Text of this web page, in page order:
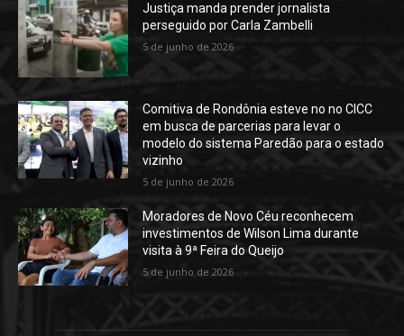
Justiça manda prender jornalista
perseguido por Carla Zambelli
5 de junho de 2026
Comitiva de Rondônia esteve no no CICC
em busca de parcerias para levar o
modelo do sistema Paredão para o estado
vizinho
5 de junho de 2026
Moradores de Novo Céu reconhecem
investimentos de Wilson Lima durante
visita à 9ª Feira do Queijo
5 de junho de 2026